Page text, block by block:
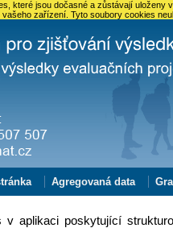
které jsou dočasné a zůstávají uloženy
zařízení. Tyto soubory cookies
Agregovaná data
v aplikaci poskytující